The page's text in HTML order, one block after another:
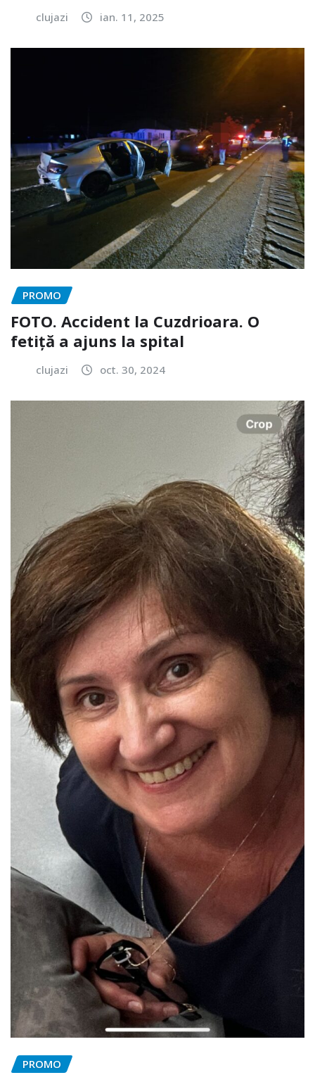
clujazi ian. 11, 2025
PROMO
FOTO. Accident la Cuzdrioara. O
fetiță a ajuns la spital
clujazi oct. 30, 2024
PROMO